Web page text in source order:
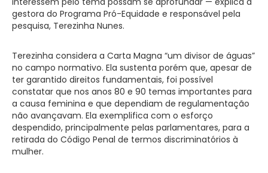
gestora do Programa Pró-Equidade e responsável pela
pesquisa, Terezinha Nunes.
Terezinha considera a Carta Magna “um divisor de águas”
no campo normativo. Ela sustenta porém que, apesar de
ter garantido direitos fundamentais, foi possível
constatar que nos anos 80 e 90 temas importantes para
a causa feminina e que dependiam de regulamentação
não avançavam. Ela exemplifica com o esforço
despendido, principalmente pelas parlamentares, para a
retirada do Código Penal de termos discriminatórios à
mulher.